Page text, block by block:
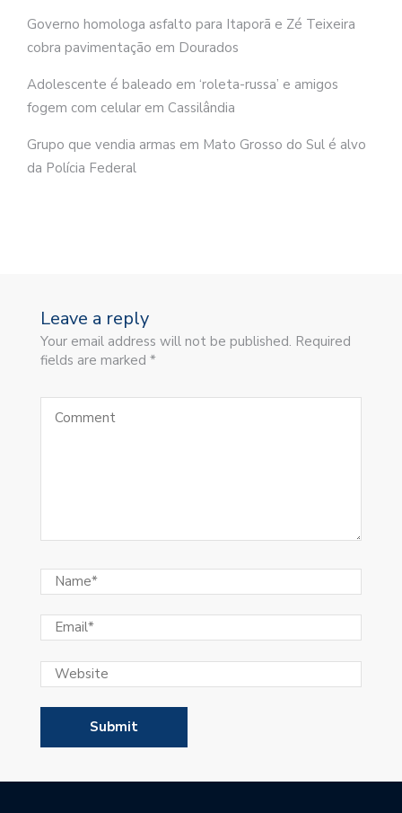
Governo homologa asfalto para Itaporã e Zé Teixeira
cobra pavimentação em Dourados
Adolescente é baleado em ‘roleta-russa’ e amigos
fogem com celular em Cassilândia
Grupo que vendia armas em Mato Grosso do Sul é alvo
da Polícia Federal
Leave a reply
Your email address will not be published. Required
fields are marked *